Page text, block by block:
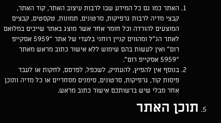
האתר כמו גם כל המידע שבו לרבות עיצוב האתר, קוד האתר,
קבצי מדיה לרבות גרפיקות, סרטונים, תמונות, טקסטים, קבצים
המוצעים להורדה וכל חומר אחר אשר מוצג באתר שייכים במלואם
לאתר הנ”ל ומהווים קניין רוחני בלעדי של אתר “5959 אסקייפ
רום” ואין לעשות בהם שימוש ללא אישור כתוב מראש מאתר
“5959 אסקייפ רום”.
בנוסף אין להפיץ, להעתיק, לשכפל, לפרסם, לחקות או לעבד
פיסות קוד, גרפיקות, סרטונים, סימנים מסחריים או כל מדיה ותוכן
אחר מבלי שיש ברשותכם אישור כתוב מראש.
תוכן האתר